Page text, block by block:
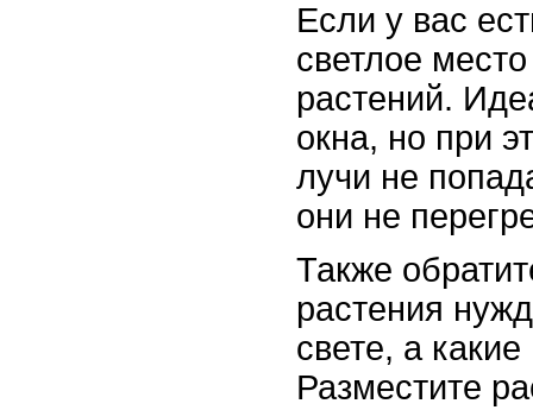
Если у вас
светлое
растений.
окна, но при
лучи не
они не
Также
растения
свете, а
Разместите